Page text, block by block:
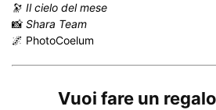
🔭 Il cielo del mese
📸 Shara Team
🌌 PhotoCoelum
Vuoi fare un